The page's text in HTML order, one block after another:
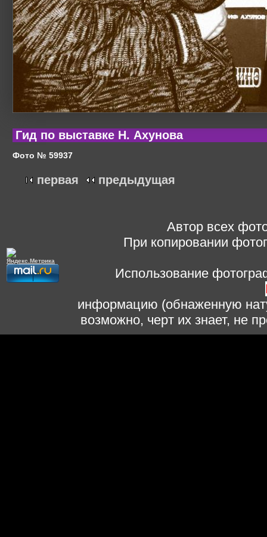
Гид по выставке Н. Ахунова
Фото № 59937
первая предыдущая
Автор всех
При копировании
Использование
информацию (обнаженную
возможно, черт их знает, не